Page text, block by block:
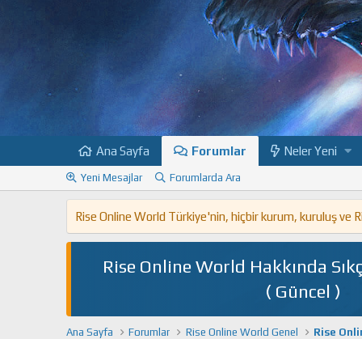
Ana Sayfa Forumlar Neler Yeni
Yeni Mesajlar Forumlarda Ara
Rise Online World Türkiye'nin, hiçbir kurum, kuruluş ve
Rise Online World Hakkında
( Güncel )
Ana Sayfa Forumlar Rise Online World Genel Rise